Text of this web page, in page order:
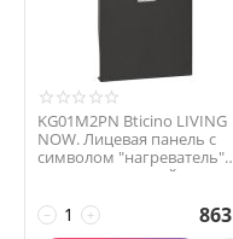
KG01M2PN Bticino LIVING
NOW. Лицевая панель с
символом "нагреватель"
для выключателей и...
+
− 863